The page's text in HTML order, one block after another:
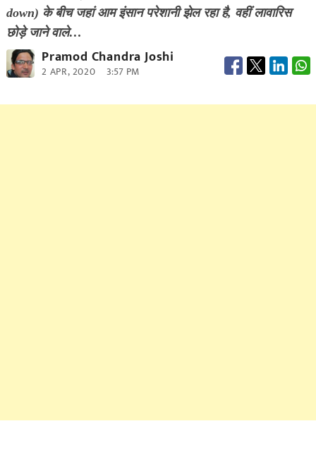
down) के बीच जहां आम इंसान परेशानी झेल रहा है, वहीं लावारिस
छोड़े जाने वाले…
Pramod Chandra Joshi
2 APR, 2020 3:57 PM